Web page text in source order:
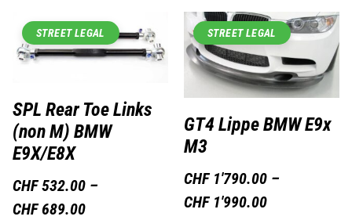
STREET LEGAL
SPL Rear Toe Links
(non M) BMW
E9X/E8X
CHF532.00 –
CHF689.00
STREET LEGAL
GT4 Lippe BMW E9x
M3
CHF1'790.00 –
CHF1'990.00